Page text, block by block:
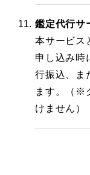
鑑定代行サ
本サービス
申し込み時
行振込、ま
ます。（※
けません）